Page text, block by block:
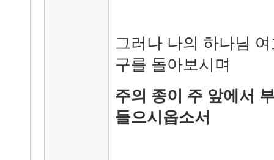
그러나 나의 하나님
구를 돌아보시며
주의 종이 주 앞에서
들으시옵소서